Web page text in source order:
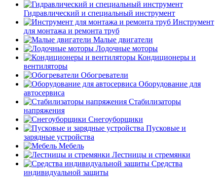
Гидравлический и специальный инструмент
Инструмент
для монтажа и ремонта труб
Малые двигатели
Лодочные моторы
Кондиционеры и
вентиляторы
Обогреватели
Оборудование для
автосервиса
Стабилизаторы
напряжения
Снегоуборщики
Пусковые и
зарядные устройства
Мебель
Лестницы и стремянки
Средства
индивидуальной защиты